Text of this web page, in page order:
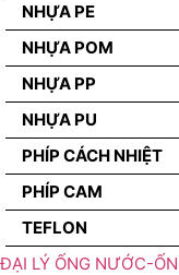
NHỰA PE
NHỰA POM
NHỰA PP
NHỰA PU
PHÍP CÁCH NHIỆT
PHÍP CAM
TEFLON
ĐẠI LÝ ỐNG NƯỚC-